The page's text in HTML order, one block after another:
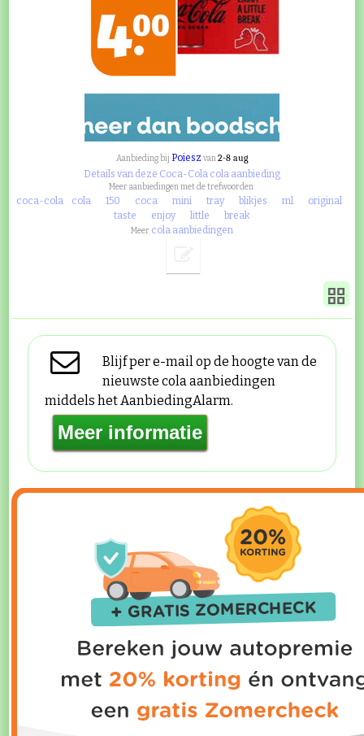
Aanbieding bij Poiesz van2-8 aug
Details van deze Coca-Cola cola aanbieding
Meer aanbiedingen met de trefwoorden:
coca-cola cola 150 coca mini tray blikjes ml
original
taste
enjoy little break
Meer cola aanbiedingen
Blijf per e-mail op de hoogte van de
nieuwste cola aanbiedingen
middels het AanbiedingAlarm.